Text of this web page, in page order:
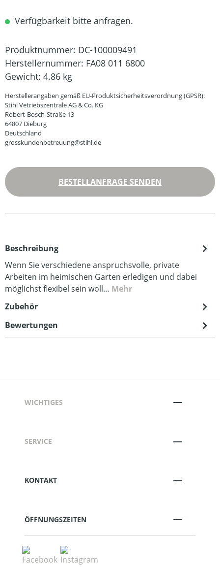
Verfügbarkeit bitte anfragen.
Produktnummer: DC-100009491
Herstellernummer: FA08 011 6800
Gewicht: 4.86 kg
Herstellerangaben gemäß EU-Produktsicherheitsverordnung (GPSR):
Stihl Vetriebszentrale AG & Co. KG
Robert-Bosch-Straße 13
64807 Dieburg
Deutschland
grosskundenbetreuung@stihl.de
BESTELLANFRAGE SENDEN
Beschreibung
Wenn Sie verschiedene anspruchsvolle, private
Arbeiten im heimischen Garten erledigen und dabei
möglichst flexibel sein woll… Mehr
Zubehör
Bewertungen
WICHTIGES
SERVICE
KONTAKT
ÖFFNUNGSZEITEN